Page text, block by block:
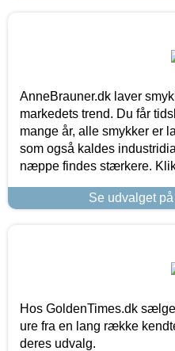
AnneBrauner.dk laver
markedets trend. Du får
mange år, alle smykker er
som også kaldes
næppe findes stærkere.
Se udvalget
Hos GoldenTimes.dk
ure fra en lang række
deres udvalg.